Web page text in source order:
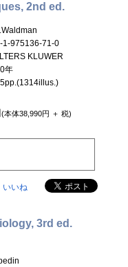
2nd ed.
1-975136-71-0
KLUWER
年
(本体38,990円 ＋ 税)
いいね
3rd ed.